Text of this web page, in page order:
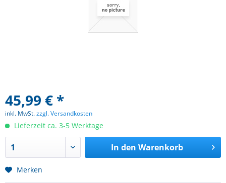
45,99 € *
inkl. MwSt.zzgl. Versandkosten
Lieferzeit ca. 3-5 Werktage
In den Warenkorb
Merken